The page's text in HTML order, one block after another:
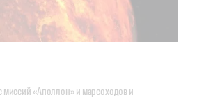
«Аполлон» и марсоходов и